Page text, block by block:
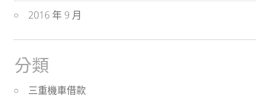
2016 年 9 月
分類
三重機車借款